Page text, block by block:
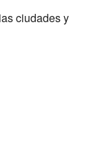
ciudades y